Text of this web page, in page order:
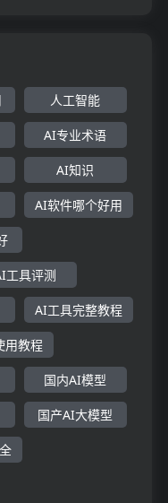
人工智能
AI专业术语
AI知识
AI软件哪个好用
工具评测
AI工具完整教程
用教程
国内AI模型
国产AI大模型